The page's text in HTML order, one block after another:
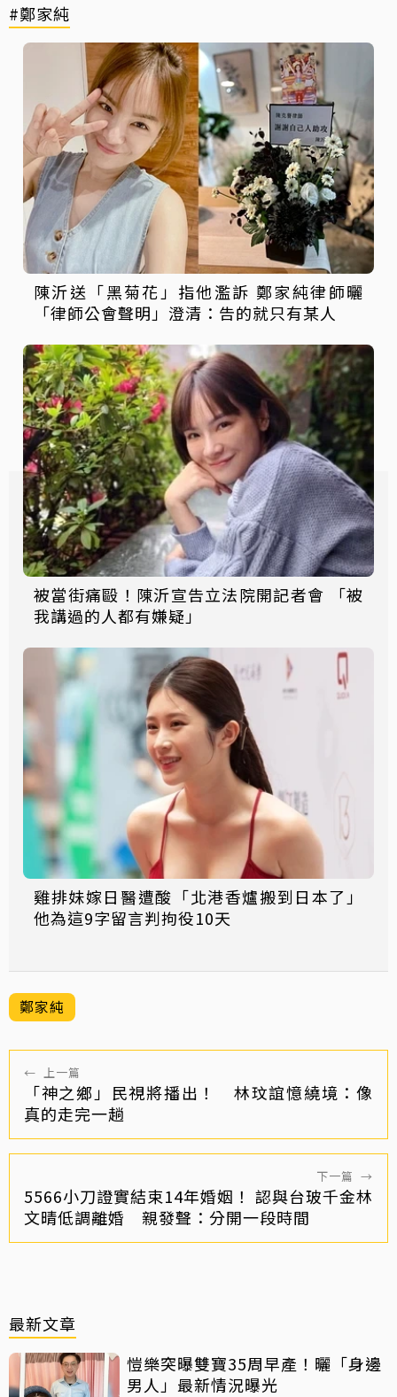
#鄭家純
陳沂送「黑菊花」指他濫訴 鄭家純律師曬
「律師公會聲明」澄清：告的就只有某人
被當街痛毆！陳沂宣告立法院開記者會 「被
我講過的人都有嫌疑」
雞排妹嫁日醫遭酸「北港香爐搬到日本了」
他為這9字留言判拘役10天
鄭家純
← 上一篇
「神之鄉」民視將播出！ 林玟誼憶繞境：像
真的走完一趟
下一篇 →
5566小刀證實結束14年婚姻！ 認與台玻千金林
文晴低調離婚 親發聲：分開一段時間
最新文章
愷樂突曝雙寶35周早產！曬「身邊
男人」最新情況曝光